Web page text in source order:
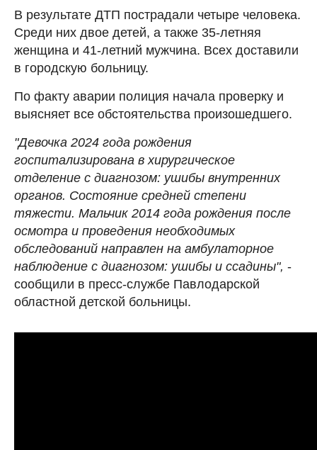
В результате ДТП пострадали четыре человека.
Среди них двое детей, а также 35-летняя
женщина и 41-летний мужчина. Всех доставили
в городскую больницу.
По факту аварии полиция начала проверку и
выясняет все обстоятельства произошедшего.
"Девочка 2024 года рождения
госпитализирована в хирургическое
отделение с диагнозом: ушибы внутренних
органов. Состояние средней степени
тяжести. Мальчик 2014 года рождения после
осмотра и проведения необходимых
обследований направлен на амбулаторное
наблюдение с диагнозом: ушибы и ссадины", -
сообщили в пресс-службе Павлодарской
областной детской больницы.